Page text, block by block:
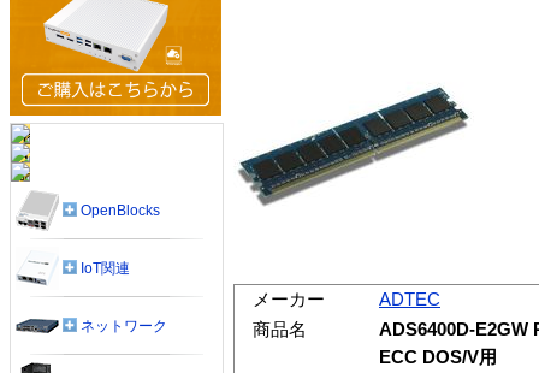
メーカー
ADTEC
商品名
ADS6400D-E2GW
ECC DOS/V用
OpenBlocks
IoT関連
ネットワーク